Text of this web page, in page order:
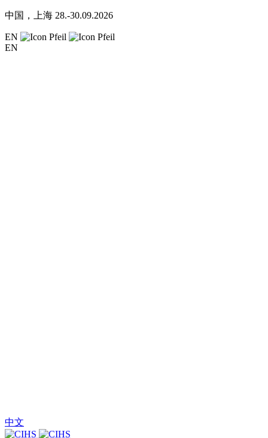
中国，上海 28.-30.09.2026
EN
EN
中文